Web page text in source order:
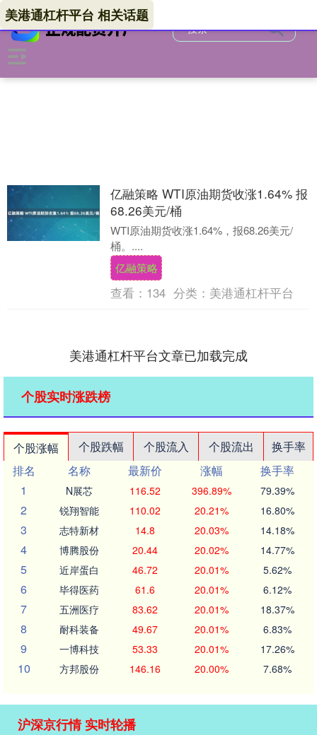
美港通杠杆平台 相关话题
亿融策略 WTI原油期货收涨1.64% 报
68.26美元/桶
WTI原油期货收涨1.64%，报68.26美元/
桶。....
亿融策略
查看： 134 分类： 美港通杠杆平台
美港通杠杆平台文章已加载完成
个股实时涨跌榜
个股涨幅 个股跌幅 个股流入 个股流出
换手率
排名
名称 最新价 涨幅
换手率
1
N展芯 116.52 396.89% 79.39%
2 锐翔智能 110.02 20.21% 16.80%
3 志特新材 14.8 20.03% 14.18%
4 博腾股份 20.44 20.02% 14.77%
5 近岸蛋白 46.72 20.01% 5.62%
6 毕得医药 61.6 20.01% 6.12%
7 五洲医疗 83.62 20.01% 18.37%
8 耐科装备 49.67 20.01% 6.83%
9 一博科技 53.33 20.01% 17.26%
10 方邦股份 146.16 20.00% 7.68%
沪深京行情 实时轮播